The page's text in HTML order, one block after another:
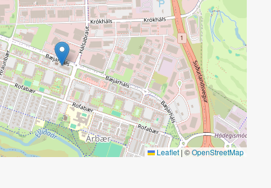
Leaflet | ©OpenStreetMap